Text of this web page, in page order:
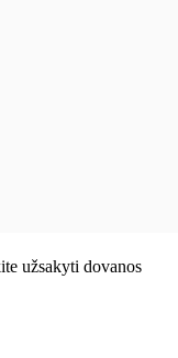
užsakyti dovanos